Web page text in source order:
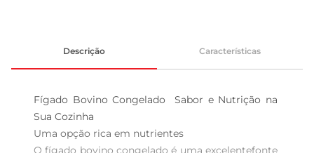
Descrição Características
Fígado Bovino Congelado  Sabor e Nutrição na
Sua Cozinha
Uma opção rica em nutrientes
O fígado bovino congelado é uma excelentefonte